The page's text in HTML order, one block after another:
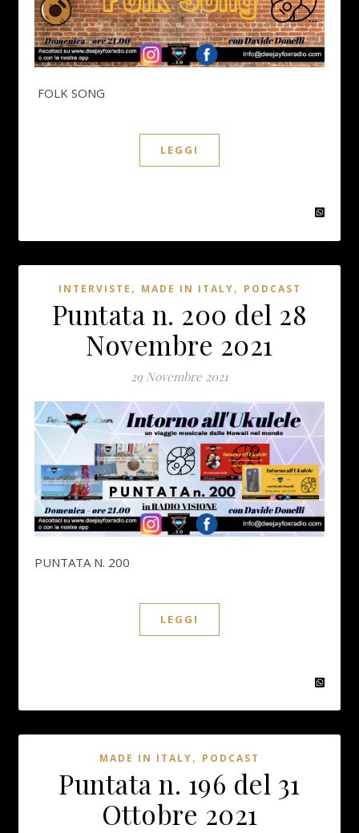
FOLK SONG
LEGGI
INTERVISTE , MADE IN ITALY, PODCAST
Puntata n. 200 del 28
Novembre 2021
29 Novembre 2021
PUNTATA N. 200
LEGGI
MADE IN ITALY, PODCAST
Puntata n. 196 del 31
Ottobre 2021